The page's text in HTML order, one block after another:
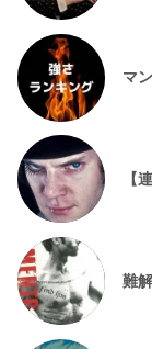
マ
【
難